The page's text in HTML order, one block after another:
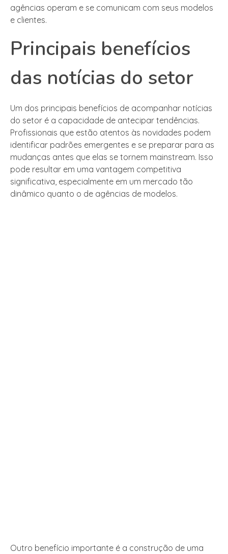
agências operam e se comunicam com seus modelos
e clientes.
Principais benefícios
das notícias do setor
Um dos principais benefícios de acompanhar notícias
do setor é a capacidade de antecipar tendências.
Profissionais que estão atentos às novidades podem
identificar padrões emergentes e se preparar para as
mudanças antes que elas se tornem mainstream. Isso
pode resultar em uma vantagem competitiva
significativa, especialmente em um mercado tão
dinâmico quanto o de agências de modelos.
Outro benefício importante é a construção de uma